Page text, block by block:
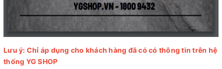
Lưu ý: Chỉ áp dụng cho khách hàng đã có có thông tin trên hệ
thống YG SHOP